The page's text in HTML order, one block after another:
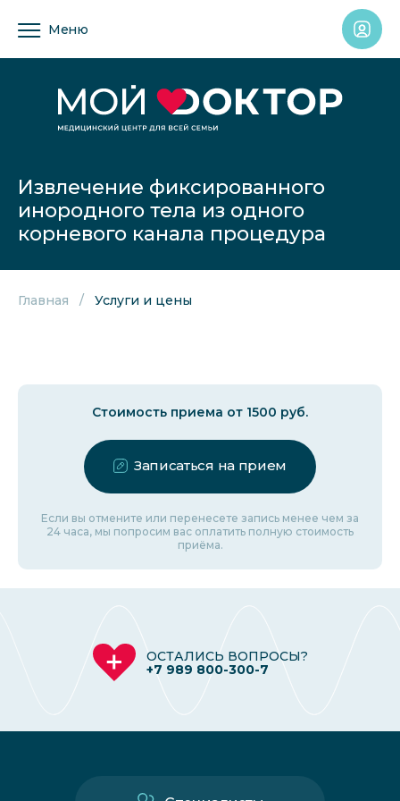
Меню
Извлечение фиксированного
инородного тела из одного
корневого канала процедура
Главная Услуги и цены
Стоимость приема от 1500 руб.
Записаться на прием
Если вы отмените или перенесете запись менее чем за
24 часа, мы попросим вас оплатить полную стоимость
приёма.
ОСТАЛИСЬ ВОПРОСЫ?
+7 989 800-300-7